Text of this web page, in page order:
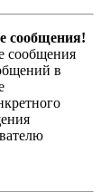
сообщения!
сообщения
в